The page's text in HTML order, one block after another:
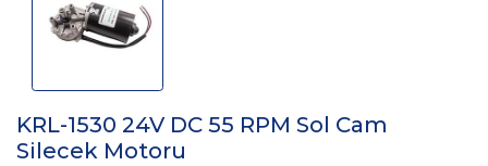
KRL-1530 24V DC 55 RPM Sol Cam
Silecek Motoru